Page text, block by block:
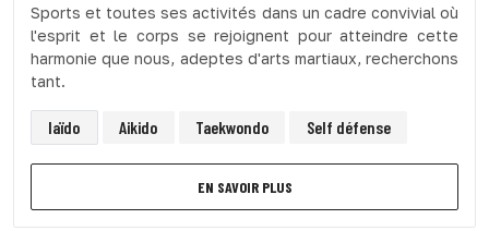
Sports et toutes ses activités dans un cadre convivial où
l'esprit et le corps se rejoignent pour atteindre cette
harmonie que nous, adeptes d'arts martiaux, recherchons
tant.
Iaïdo Aikido Taekwondo Self défense
EN SAVOIR PLUS